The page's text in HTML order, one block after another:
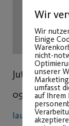
Jutta Dague
0911/3788836
lauftreff-
Wir
Wir
Einige
nicht-
unserer
umfasst
auf Ihrem